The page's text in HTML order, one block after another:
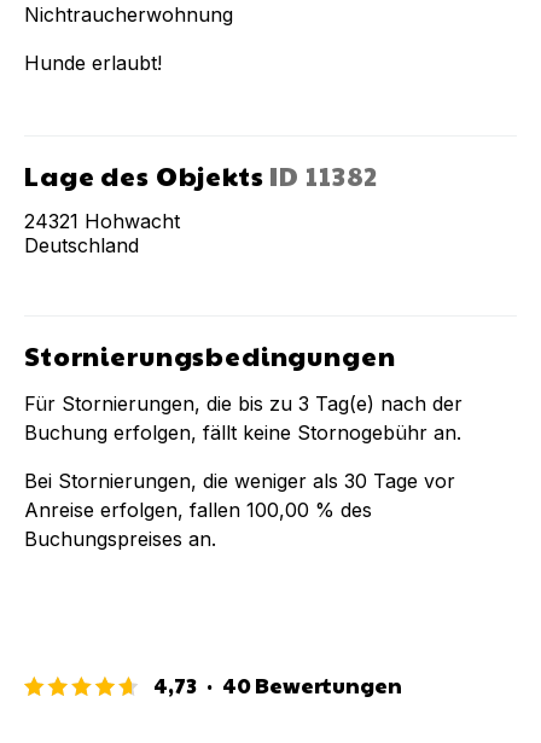
Nichtraucherwohnung
Hunde erlaubt!
Lage des Objekts ID 11382
24321 Hohwacht
Deutschland
Stornierungsbedingungen
Für Stornierungen, die bis zu 3 Tag(e) nach der
Buchung erfolgen, fällt keine Stornogebühr an.
Bei Stornierungen, die weniger als 30 Tage vor
Anreise erfolgen, fallen 100,00 % des
Buchungspreises an.
4,73 · 40Bewertungen